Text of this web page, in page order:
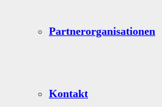
Partnerorganisationen
Kontakt